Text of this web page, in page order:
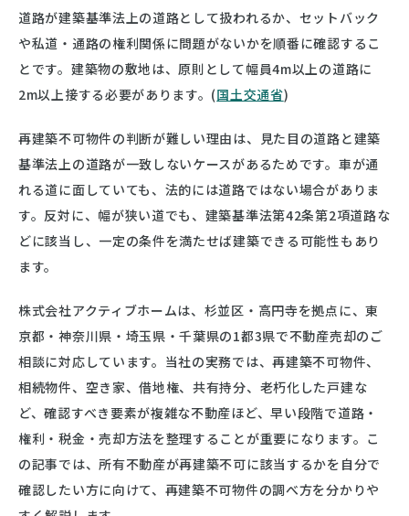
道路が建築基準法上の道路として扱われるか、セットバック
や私道・通路の権利関係に問題がないかを順番に確認するこ
とです。建築物の敷地は、原則として幅員4m以上の道路に
2m以上接する必要があります。(国土交通省)
再建築不可物件の判断が難しい理由は、見た目の道路と建築
基準法上の道路が一致しないケースがあるためです。車が通
れる道に面していても、法的には道路ではない場合がありま
す。反対に、幅が狭い道でも、建築基準法第42条第2項道路な
どに該当し、一定の条件を満たせば建築できる可能性もあり
ます。
株式会社アクティブホームは、杉並区・高円寺を拠点に、東
京都・神奈川県・埼玉県・千葉県の1都3県で不動産売却のご
相談に対応しています。当社の実務では、再建築不可物件、
相続物件、空き家、借地権、共有持分、老朽化した戸建な
ど、確認すべき要素が複雑な不動産ほど、早い段階で道路・
権利・税金・売却方法を整理することが重要になります。こ
の記事では、所有不動産が再建築不可に該当するかを自分で
確認したい方に向けて、再建築不可物件の調べ方を分かりや